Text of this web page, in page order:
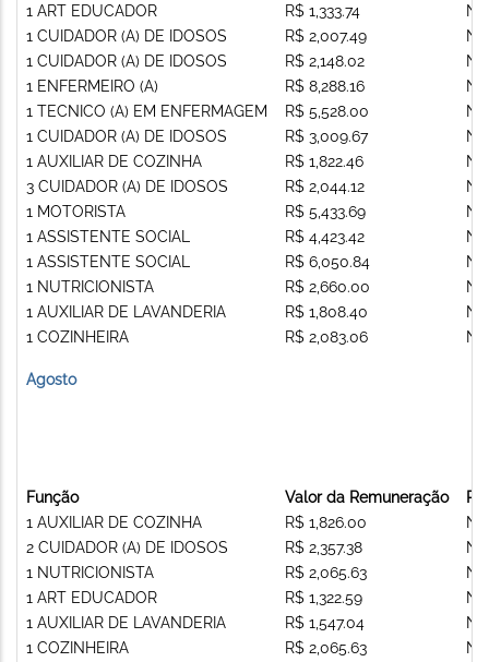
1 ART EDUCADOR
1 CUIDADOR (A) DE IDOSOS
1 CUIDADOR (A) DE IDOSOS
1 ENFERMEIRO (A)
1 TECNICO (A) EM ENFERMAGEM
1 CUIDADOR (A) DE IDOSOS
1 AUXILIAR DE COZINHA
3 CUIDADOR (A) DE IDOSOS
1 MOTORISTA
1 ASSISTENTE SOCIAL
1 ASSISTENTE SOCIAL
1 NUTRICIONISTA
1 AUXILIAR DE LAVANDERIA
1 COZINHEIRA
R$ 1,333.74
R$ 2,007.49
R$ 2,148.02
R$ 8,288.16
R$ 5,528.00
R$ 3,009.67
R$ 1,822.46
R$ 2,044.12
R$ 5,433.69
R$ 4,423.42
R$ 6,050.84
R$ 2,660.00
R$ 1,808.40
R$ 2,083.06
Agosto
Função
1 AUXILIAR DE COZINHA
2 CUIDADOR (A) DE IDOSOS
1 NUTRICIONISTA
1 ART EDUCADOR
1 AUXILIAR DE LAVANDERIA
1 COZINHEIRA
Valor da Remuneração
R$ 1,826.00
R$ 2,357.38
R$ 2,065.63
R$ 1,322.59
R$ 1,547.04
R$ 2,065.63